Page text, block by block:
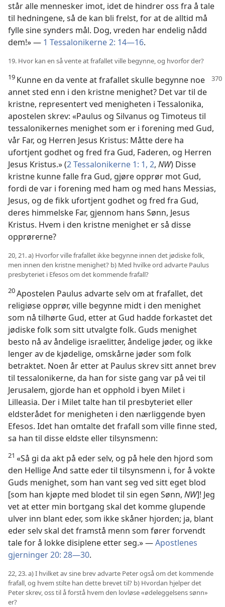
står alle mennesker imot, idet de hindrer oss fra å tale
til hedningene, så de kan bli frelst, for at de alltid må
fylle sine synders mål. Dog, vreden har endelig nådd
dem!» — 1 Tessalonikerne 2: 14—16.
19. Hvor kan en så vente at frafallet ville begynne, og hvorfor der?
19 Kunne en da vente at frafallet skulle begynne noe
annet sted enn i den kristne menighet? Det var til de
kristne, representert ved menigheten i Tessalonika,
apostelen skrev: «Paulus og Silvanus og Timoteus til
tessalonikernes menighet som er i forening med Gud,
vår Far, og Herren Jesus Kristus: Måtte dere ha
ufortjent godhet og fred fra Gud, Faderen, og Herren
Jesus Kristus.» (2 Tessalonikerne 1: 1, 2, NW) Disse
kristne kunne falle fra Gud, gjøre opprør mot Gud,
fordi de var i forening med ham og med hans Messias,
Jesus, og de fikk ufortjent godhet og fred fra Gud,
deres himmelske Far, gjennom hans Sønn, Jesus
Kristus. Hvem i den kristne menighet er så disse
opprørerne?
20, 21. a) Hvorfor ville frafallet ikke begynne innen det jødiske folk,
men innen den kristne menighet? b) Med hvilke ord advarte Paulus
presbyteriet i Efesos om det kommende frafall?
20Apostelen Paulus advarte selv om at frafallet, det
religiøse opprør, ville begynne midt i den menighet
som nå tilhørte Gud, etter at Gud hadde forkastet det
jødiske folk som sitt utvalgte folk. Guds menighet
besto nå av åndelige israelitter, åndelige jøder, og ikke
lenger av de kjødelige, omskårne jøder som folk
betraktet. Noen år etter at Paulus skrev sitt annet brev
til tessalonikerne, da han for siste gang var på vei til
Jerusalem, gjorde han et opphold i byen Milet i
Lilleasia. Der i Milet talte han til presbyteriet eller
eldsterådet for menigheten i den nærliggende byen
Efesos. Idet han omtalte det frafall som ville finne sted,
sa han til disse eldste eller tilsynsmenn:
21 «Så gi da akt på eder selv, og på hele den hjord som
den Hellige Ånd satte eder til tilsynsmenn i, for å vokte
Guds menighet, som han vant seg ved sitt eget blod
[som han kjøpte med blodet til sin egen Sønn, NW]! Jeg
vet at etter min bortgang skal det komme glupende
ulver inn blant eder, som ikke skåner hjorden; ja, blant
eder selv skal det framstå menn som fører forvendt
tale for å lokke disiplene etter seg.» —Apostlenes
gjerninger 20: 28—30.
22, 23. a) I hvilket av sine brev advarte Peter også om det kommende
frafall, og hvem stilte han dette brevet til? b) Hvordan hjelper det
Peter skrev, oss til å forstå hvem den lovløse «ødeleggelsens sønn»
er?